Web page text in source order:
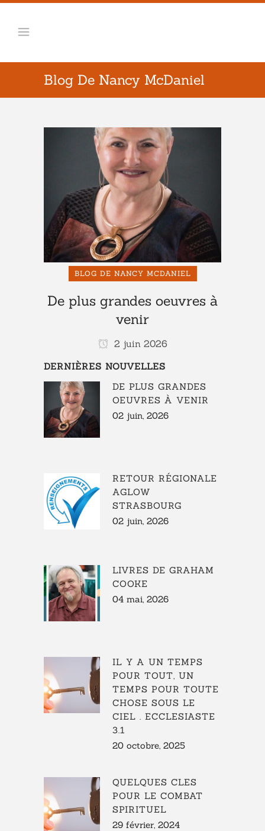
Blog De Nancy McDaniel
BLOG DE NANCY MCDANIEL
De plus grandes oeuvres à
venir
2 juin 2026
DERNIÈRES NOUVELLES
DE PLUS GRANDES
OEUVRES À VENIR
02 juin, 2026
RETOUR RÉGIONALE
AGLOW
STRASBOURG
02 juin, 2026
LIVRES DE GRAHAM
COOKE
04 mai, 2026
IL Y A UN TEMPS
POUR TOUT, UN
TEMPS POUR TOUTE
CHOSE SOUS LE
CIEL . ECCLESIASTE
3.1
20 octobre, 2025
QUELQUES CLES
POUR LE COMBAT
SPIRITUEL
29 février, 2024